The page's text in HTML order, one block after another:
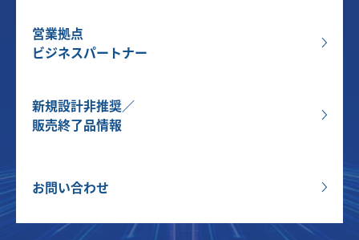
営業拠点
ビジネスパートナー
新規設計非推奨／
販売終了品情報
お問い合わせ